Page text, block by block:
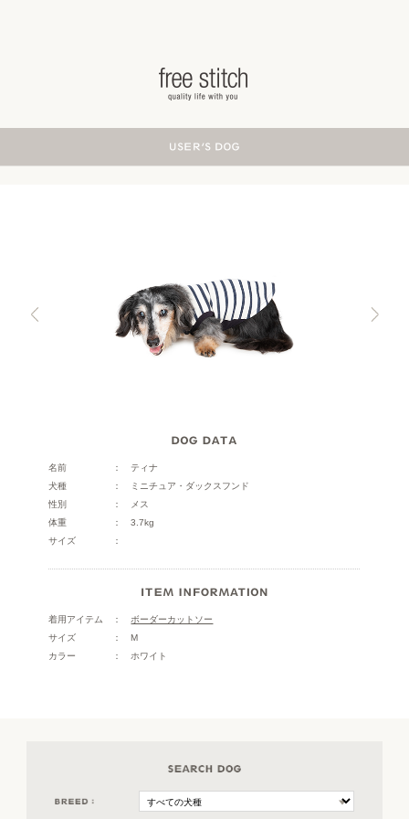
名前
ティナ
犬種
ミニチュア・ダックスフンド
性別
メス
体重
3.7kg
サイズ
着用アイテム
ボーダーカットソー
サイズ
M
カラー
ホワイト